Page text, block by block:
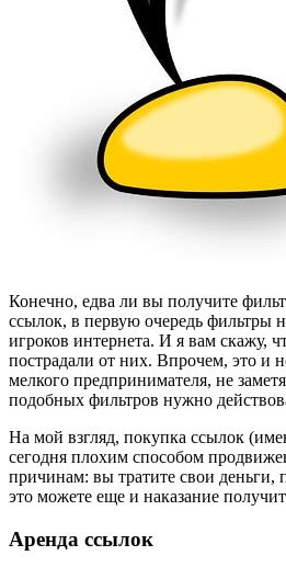
Конечно, едва ли вы получите
ссылок, в первую очередь фильтры
игроков интернета. И я вам скажу,
пострадали от них. Впрочем, это и
мелкого предпринимателя, не
подобных фильтров нужно
На мой взгляд, покупка ссылок
сегодня плохим способом
причинам: вы тратите свои деньги,
это можете еще и наказание
Аренда ссылок